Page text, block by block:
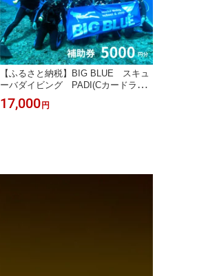
【ふるさと納税】BIG BLUE スキュ
ーバダイビング PADI(Cカードライ
センス) 免許取得補助券5,000円分【1
489917】
17,000 円